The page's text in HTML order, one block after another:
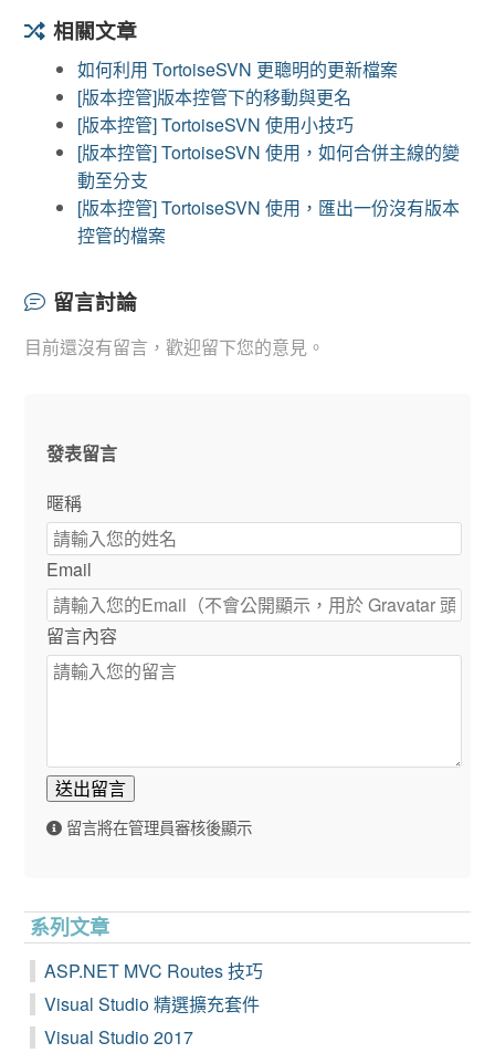
相關文章
如何利用 TortoiseSVN 更聰明的更新檔案
[版本控管]版本控管下的移動與更名
[版本控管] TortoiseSVN 使用小技巧
[版本控管] TortoiseSVN 使用，如何合併主線的變
動至分支
[版本控管] TortoiseSVN 使用，匯出一份沒有版本
控管的檔案
留言討論
目前還沒有留言，歡迎留下您的意見。
發表留言
暱稱
Email
留言內容
送出留言
留言將在管理員審核後顯示
系列文章
ASP.NET MVC Routes 技巧
Visual Studio 精選擴充套件
Visual Studio 2017